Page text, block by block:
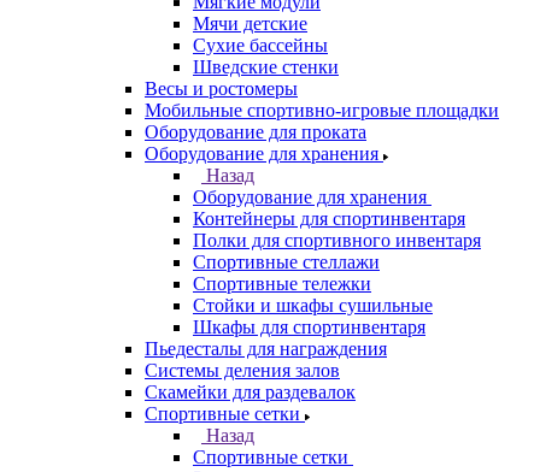
Мячи детские
Сухие бассейны
Шведские стенки
Весы и ростомеры
Мобильные спортивно-игровые площадки
Оборудование для проката
Оборудование для хранения
Назад
Оборудование для хранения
Контейнеры для спортинвентаря
Полки для спортивного инвентаря
Спортивные стеллажи
Спортивные тележки
Стойки и шкафы сушильные
Шкафы для спортинвентаря
Пьедесталы для награждения
Системы деления залов
Скамейки для раздевалок
Спортивные сетки
Назад
Спортивные сетки